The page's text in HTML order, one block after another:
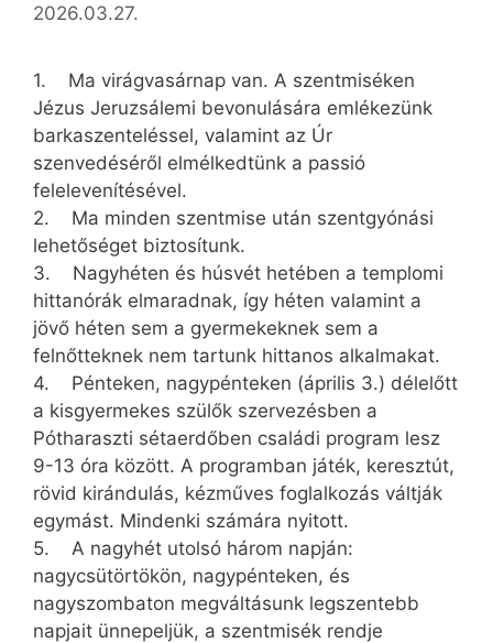
2026.03.27.
1. Ma virágvasárnap van. A szentmiséken
Jézus Jeruzsálemi bevonulására emlékezünk
barkaszenteléssel, valamint az Úr
szenvedéséről elmélkedtünk a passió
felelevenítésével.
2. Ma minden szentmise után szentgyónási
lehetőséget biztosítunk.
3. Nagyhéten és húsvét hetében a templomi
hittanórák elmaradnak, így héten valamint a
jövő héten sem a gyermekeknek sem a
felnőtteknek nem tartunk hittanos alkalmakat.
4. Pénteken, nagypénteken (április 3.) délelőtt
a kisgyermekes szülők szervezésben a
Pótharaszti sétaerdőben családi program lesz
9-13 óra között. A programban játék, keresztút,
rövid kirándulás, kézműves foglalkozás váltják
egymást. Mindenki számára nyitott.
5. A nagyhét utolsó három napján:
nagycsütörtökön, nagypénteken, és
nagyszombaton megváltásunk legszentebb
napjait ünnepeljük, a szentmisék rendje